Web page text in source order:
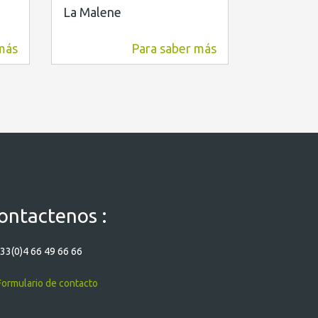
La Malene
Para saber más
:
66 49 66 66
de contacto